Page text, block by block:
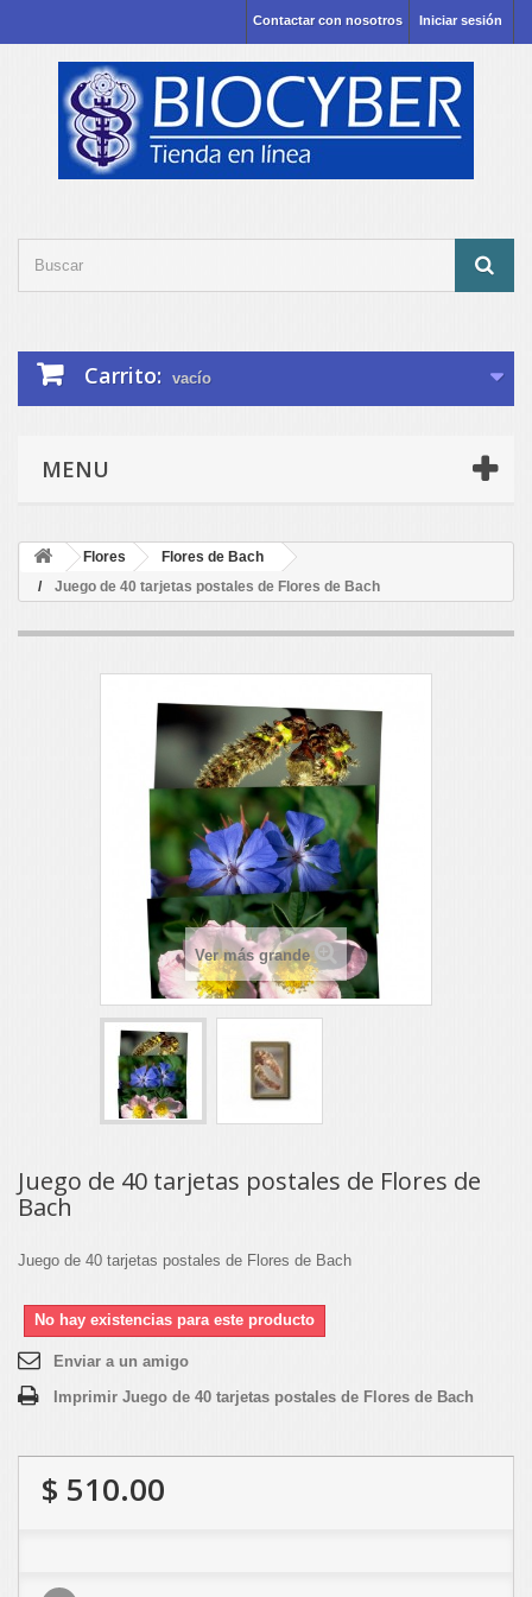
Iniciar sesión
Contactar con nosotros
Carrito: vacío
MENU
Flores
Flores de Bach
Juego de 40 tarjetas postales de Flores de Bach
Ver más grande
Juego de 40 tarjetas postales de Flores de
Bach
Juego de 40 tarjetas postales de Flores de Bach
No hay existencias para este producto
Enviar a un amigo
Imprimir Juego de 40 tarjetas postales de Flores de Bach
$ 510.00